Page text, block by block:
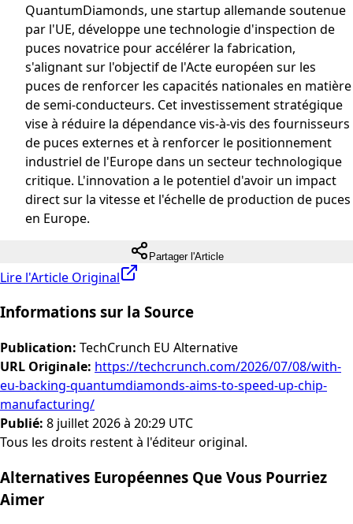
QuantumDiamonds, une startup allemande soutenue
par l'UE, développe une technologie d'inspection de
puces novatrice pour accélérer la fabrication,
s'alignant sur l'objectif de l'Acte européen sur les
puces de renforcer les capacités nationales en matière
de semi-conducteurs. Cet investissement stratégique
vise à réduire la dépendance vis-à-vis des fournisseurs
de puces externes et à renforcer le positionnement
industriel de l'Europe dans un secteur technologique
critique. L'innovation a le potentiel d'avoir un impact
direct sur la vitesse et l'échelle de production de puces
en Europe.
Partager l'Article
Lire l'Article Original
Informations sur la Source
Publication: TechCrunch EU Alternative
URL Originale: https://techcrunch.com/2026/07/08/with-
eu-backing-quantumdiamonds-aims-to-speed-up-chip-
manufacturing/
Publié: 8 juillet 2026 à 20:29 UTC
Tous les droits restent à l'éditeur original.
Alternatives Européennes Que Vous Pourriez
Aimer